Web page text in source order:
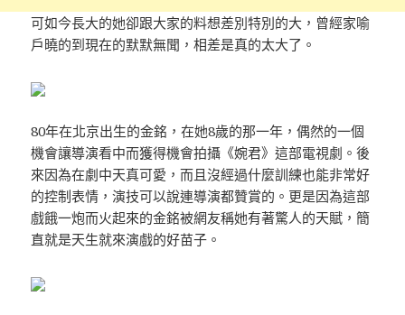
可如今長大的她卻跟大家的料想差別特別的大，曾經家喻
戶曉的到現在的默默無聞，相差是真的太大了。
80年在北京出生的金銘，在她8歲的那一年，偶然的一個
機會讓導演看中而獲得機會拍攝《婉君》這部電視劇。後
來因為在劇中天真可愛，而且沒經過什麼訓練也能非常好
的控制表情，演技可以說連導演都贊賞的。更是因為這部
戲餓一炮而火起來的金銘被網友稱她有著驚人的天賦，簡
直就是天生就來演戲的好苗子。